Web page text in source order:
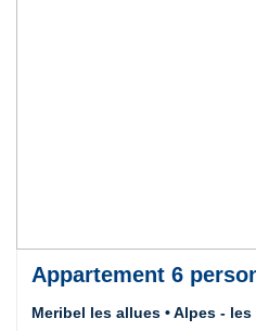
Appartement 6
Meribel les allues • Alpes -